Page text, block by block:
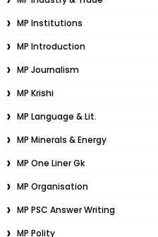
MP Institutions
MP Introduction
MP Journalism
MP Krishi
MP Language & Lit.
MP Minerals & Energy
MP One Liner Gk
MP Organisation
MP PSC Answer Writing
MP Polity